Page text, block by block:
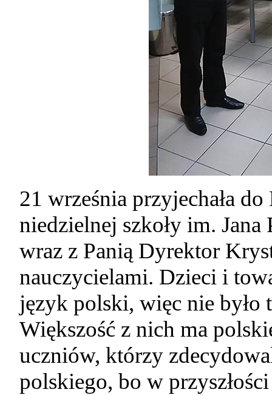
21 września przyjechała
niedzielnej szkoły im.
wraz z Panią Dyrektor
nauczycielami. Dzieci i
język polski, więc nie
Większość z nich ma
uczniów, którzy
polskiego, bo w